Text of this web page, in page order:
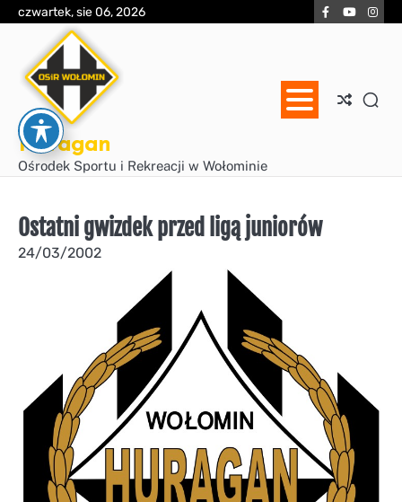
Skip
content
czwartek, sie 06, 2026 Facebook
YouTube
Huragan
Ośrodek Sportu i Rekreacji w Wołominie
Ostatni gwizdek przed ligą juniorów
24/03/2002